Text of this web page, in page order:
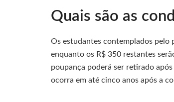
Quais são as
Os estudantes contemplados pelo
enquanto os R$ 350 restantes
poupança poderá ser retirado
ocorra em até cinco anos após a